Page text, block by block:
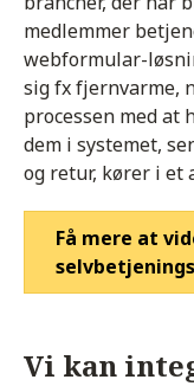
medlemmer
webformular-
sig fx fjernvarme,
processen med at
dem i systemet,
og retur, kører i et
Få mere at
Vi kan